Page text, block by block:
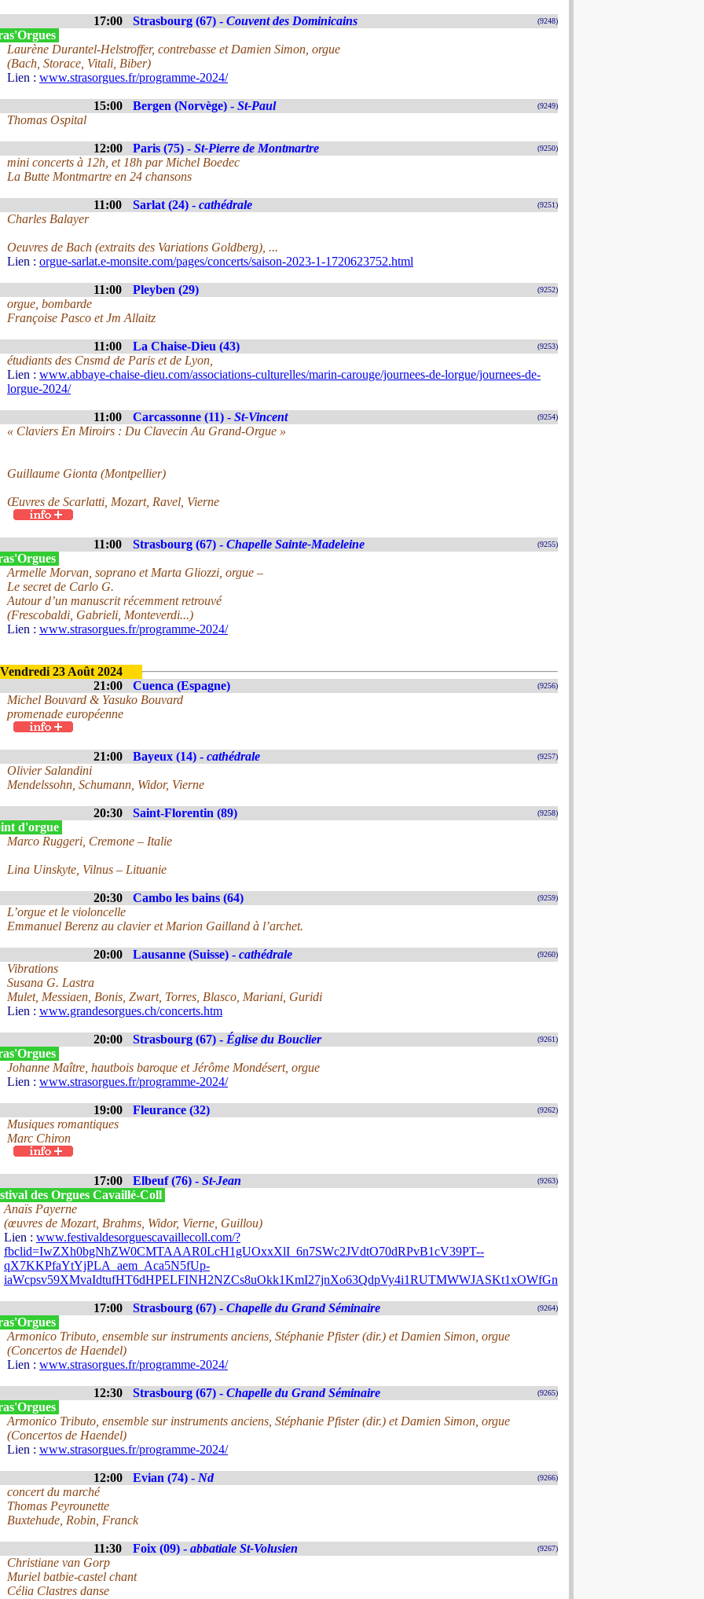
17:00 Strasbourg (67) - Couvent des Dominicains (9248)
Laurène Durantel-Helstroffer, contrebasse et Damien Simon, orgue
(Bach, Storace, Vitali, Biber)
Lien : www.strasorgues.fr/programme-2024/
15:00 Bergen (Norvège) - St-Paul (9249)
Thomas Ospital
12:00 Paris (75) - St-Pierre de Montmartre (9250)
mini concerts à 12h, et 18h par Michel Boedec
La Butte Montmartre en 24 chansons
11:00 Sarlat (24) - cathédrale (9251)
Charles Balayer
Oeuvres de Bach (extraits des Variations Goldberg), ...
Lien : orgue-sarlat.e-monsite.com/pages/concerts/saison-2023-1-1720623752.html
11:00 Pleyben (29) (9252)
orgue, bombarde
Françoise Pasco et Jm Allaitz
11:00 La Chaise-Dieu (43) (9253)
étudiants des Cnsmd de Paris et de Lyon,
Lien : www.abbaye-chaise-dieu.com/associations-culturelles/marin-carouge/journees-de-lorgue/journees-de-
lorgue-2024/
11:00 Carcassonne (11) - St-Vincent (9254)
« Claviers En Miroirs : Du Clavecin Au Grand-Orgue »
Guillaume Gionta (Montpellier)
Œuvres de Scarlatti, Mozart, Ravel, Vierne
11:00 Strasbourg (67) - Chapelle Sainte-Madeleine (9255)
Armelle Morvan, soprano et Marta Gliozzi, orgue –
Le secret de Carlo G.
Autour d’un manuscrit récemment retrouvé
(Frescobaldi, Gabrieli, Monteverdi...)
Lien : www.strasorgues.fr/programme-2024/
Vendredi 23 Août 2024
21:00
Cuenca (Espagne) (9256)
Michel Bouvard & Yasuko Bouvard
promenade européenne
21:00 Bayeux (14) - cathédrale (9257)
Olivier Salandini
Mendelssohn, Schumann, Widor, Vierne
20:30 Saint-Florentin (89) (9258)
d'orgue
Marco Ruggeri, Cremone – Italie
Lina Uinskyte, Vilnus – Lituanie
20:30 Cambo les bains (64) (9259)
L’orgue et le violoncelle
Emmanuel Berenz au clavier et Marion Gailland à l’archet.
20:00 Lausanne (Suisse) - cathédrale (9260)
Vibrations
Susana G. Lastra
Mulet, Messiaen, Bonis, Zwart, Torres, Blasco, Mariani, Guridi
Lien : www.grandesorgues.ch/concerts.htm
20:00 Strasbourg (67) - Église du Bouclier (9261)
Johanne Maître, hautbois baroque et Jérôme Mondésert, orgue
Lien : www.strasorgues.fr/programme-2024/
19:00 Fleurance (32) (9262)
Musiques romantiques
Marc Chiron
17:00 Elbeuf (76) - St-Jean (9263)
des Orgues Cavaillé-Coll
Anaïs Payerne
(œuvres de Mozart, Brahms, Widor, Vierne, Guillou)
Lien : www.festivaldesorguescavaillecoll.com/?
fbclid=IwZXh0bgNhZW0CMTAAAR0LcH1gUOxxXlI_6n7SWc2JVdtO70dRPvB1cV39PT--
qX7KKPfaYtYjPLA_aem_Aca5N5fUp-
iaWcpsv59XMvaIdtufHT6dHPELFINH2NZCs8uOkk1KmI27jnXo63QdpVy4i1RUTMWWJASKt1xOWfGn
17:00 Strasbourg (67) - Chapelle du Grand Séminaire (9264)
Armonico Tributo, ensemble sur instruments anciens, Stéphanie Pfister (dir.) et Damien Simon, orgue
(Concertos de Haendel)
Lien : www.strasorgues.fr/programme-2024/
12:30 Strasbourg (67) - Chapelle du Grand Séminaire (9265)
Armonico Tributo, ensemble sur instruments anciens, Stéphanie Pfister (dir.) et Damien Simon, orgue
(Concertos de Haendel)
Lien : www.strasorgues.fr/programme-2024/
12:00 Evian (74) - Nd (9266)
concert du marché
Thomas Peyrounette
Buxtehude, Robin, Franck
11:30 Foix (09) - abbatiale St-Volusien (9267)
Christiane van Gorp
Muriel batbie-castel chant
Célia Clastres danse